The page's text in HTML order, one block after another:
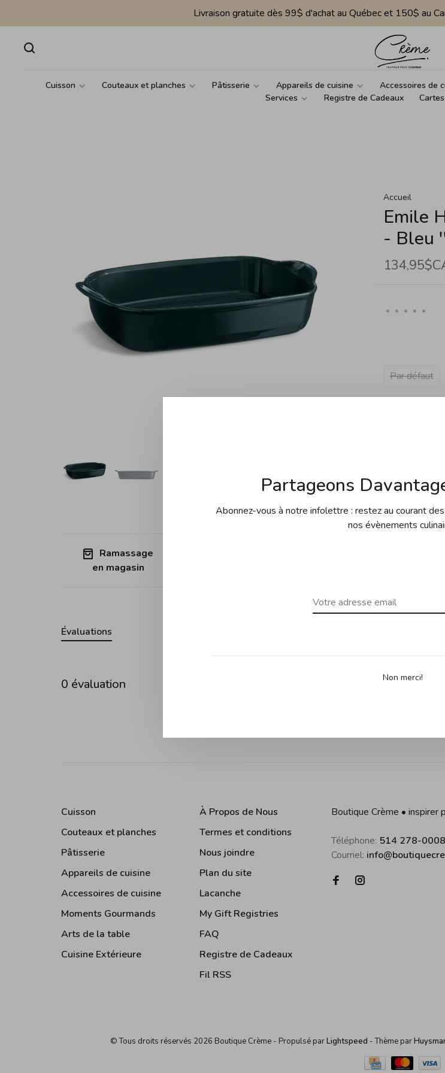
Livraison gratuite dès 99$ d'achat au Québec et 150$ au
Cuisson Couteaux et planches Pâtisserie Appareils de cuisine Accessoires de
Services
Registre de Cadeaux
Accueil
Emile
- Bleu
• • • • •
Par défaut
Ramassage
en magasin
Évaluations
0 évaluation
Cuisson
Couteaux et planches
Pâtisserie
Appareils de cuisine
Accessoires de cuisine
Moments Gourmands
Arts de la table
Cuisine Extérieure
À Propos de Nous
Termes et conditions
Nous joindre
Plan du site
Lacanche
My Gift Registries
FAQ
Registre de Cadeaux
Fil RSS
Boutique Crème • inspirer
Téléphone: 514 278-0008
Courriel:
© Tous droits réservés 2026 Boutique Crème - Propulsé parLightspeed - Thème par
Partageons
Abonnez-vous à notre infolettre : restez au courant
nos évènements
Non merci!